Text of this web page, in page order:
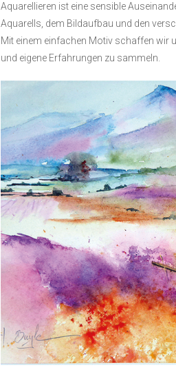
Aquarellieren ist eine sensible
Aquarells, dem Bildaufbau und den
Mit einem einfachen Motiv schaffen wir
und eigene Erfahrungen zu sammeln.